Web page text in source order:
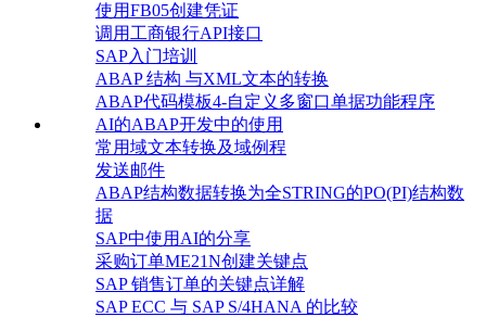
使用FB05创建凭证
调用工商银行API接口
SAP入门培训
ABAP 结构 与XML文本的转换
ABAP代码模板4-自定义多窗口单据功能程序
AI的ABAP开发中的使用
常用域文本转换及域例程
发送邮件
ABAP结构数据转换为全STRING的PO(PI)结构数
据
SAP中使用AI的分享
采购订单ME21N创建关键点
SAP 销售订单的关键点详解
SAP ECC 与 SAP S/4HANA 的比较